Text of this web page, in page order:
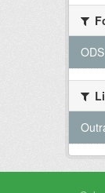
ODS